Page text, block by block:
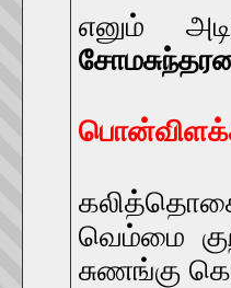
எனும்
வெம்மை
சுணங்கு